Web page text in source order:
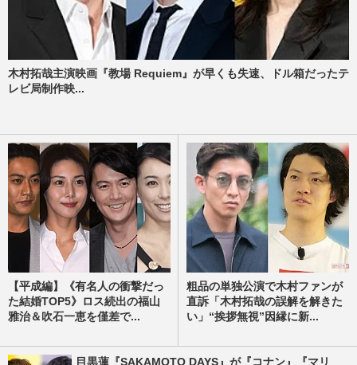
木村拓哉主演映画『教場 Requiem』が早くも失速、ドル箱だったテ
レビ局制作映...
【平成編】《有名人の衝撃だっ
た結婚TOP5》ロス続出の福山
雅治＆吹石一恵を僅差で...
粗品の単独公演で木村ファンが
直訴「木村拓哉の誤解を解きた
い」“挨拶無視”因縁に新...
目黒蓮『SAKAMOTO DAYS』が『コナン』『マリ